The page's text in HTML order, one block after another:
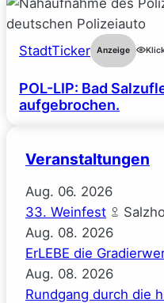
StadtTicker Anzeige
POL-LIP: Bad
aufgebrochen.
Veranstaltungen
Aug. 06. 2026
33. Weinfest
Aug. 08. 2026
ErLEBE die
Aug. 08. 2026
Rundgang durch die